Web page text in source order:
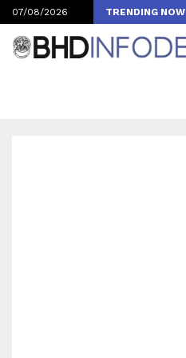
07/08/2026 TRENDING NOW
Merlinovih koncerata